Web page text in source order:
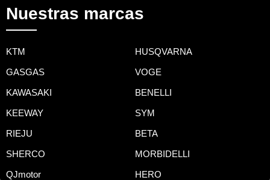
Nuestras marcas
KTM HUSQVARNA
GASGAS VOGE
KAWASAKI BENELLI
KEEWAY SYM
RIEJU BETA
SHERCO MORBIDELLI
QJmotor HERO